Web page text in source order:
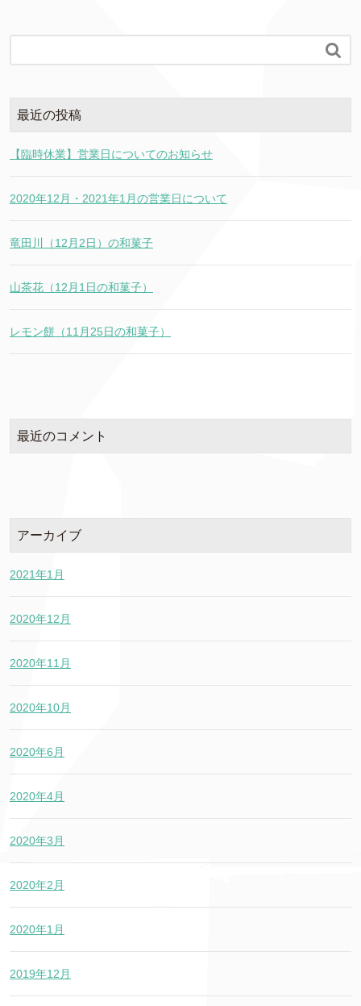

最近の投稿
【臨時休業】営業日についてのお知らせ
2020年12月・2021年1月の営業日について
竜田川（12月2日）の和菓子
山茶花（12月1日の和菓子）
レモン餅（11月25日の和菓子）
最近のコメント
アーカイブ
2021年1月
2020年12月
2020年11月
2020年10月
2020年6月
2020年4月
2020年3月
2020年2月
2020年1月
2019年12月